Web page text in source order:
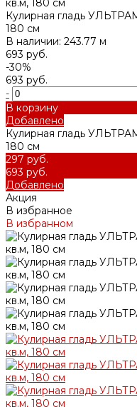
Кулирная гладь
180 см
В наличии: 243.77 м
693 руб.
-30%
693 руб.
-
В корзину
Добавлено
Кулирная гладь
180 см
297 руб.
693 руб.
Добавлено
Акция
В избранное
В избранном